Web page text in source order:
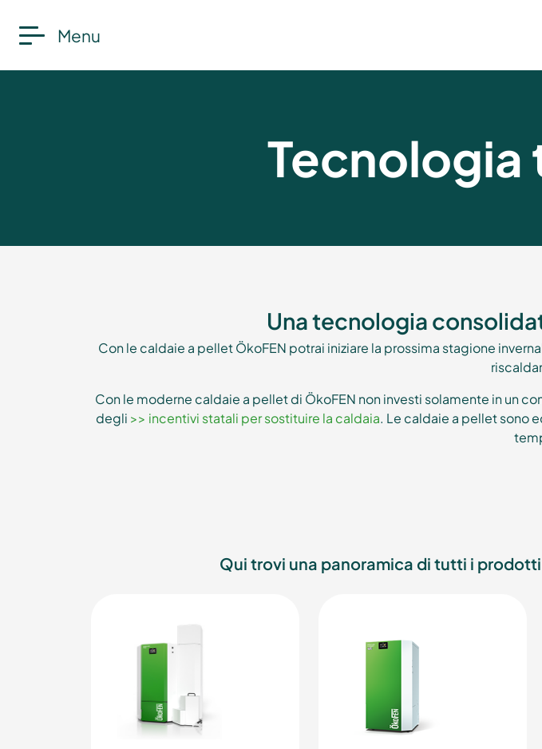
Menu
Tecnologia
Una tecnologia
Con le caldaie a pellet ÖkoFEN potrai iniziare la prossima stagione
Con le moderne caldaie a pellet di ÖkoFEN non investi solamente in un
degli >> incentivi statali per sostituire la caldaia. Le caldaie a pellet sono
Qui trovi una panoramica di tutti i